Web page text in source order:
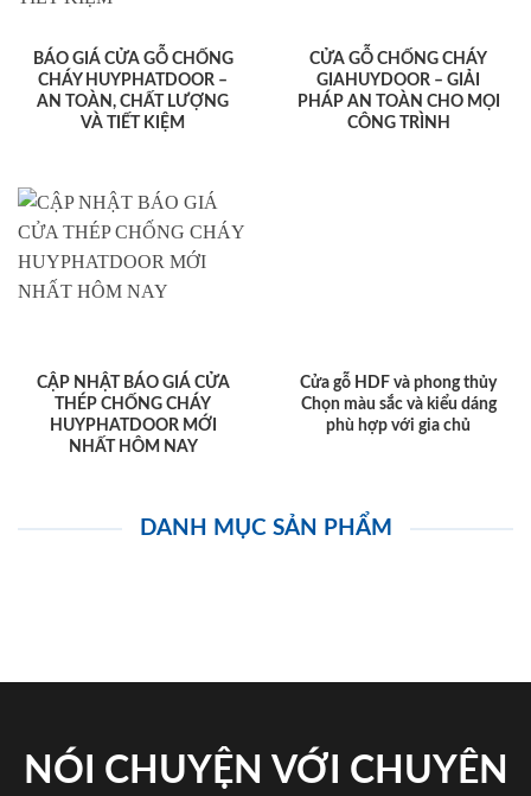
BÁO GIÁ CỬA GỖ CHỐNG
CHÁY HUYPHATDOOR –
AN TOÀN, CHẤT LƯỢNG
VÀ TIẾT KIỆM
CỬA GỖ CHỐNG CHÁY
GIAHUYDOOR – GIẢI
PHÁP AN TOÀN CHO MỌI
CÔNG TRÌNH
CẬP NHẬT BÁO GIÁ CỬA
THÉP CHỐNG CHÁY
HUYPHATDOOR MỚI
NHẤT HÔM NAY
Cửa gỗ HDF và phong thủy
Chọn màu sắc và kiểu dáng
phù hợp với gia chủ
DANH MỤC SẢN PHẨM
NÓI CHUYỆN VỚI CHUYÊN